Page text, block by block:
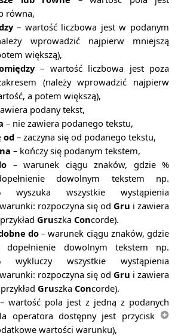
równa,
– wartość liczbowa jest w podanym
wprowadzić najpierw mniejszą
większą),
– wartość liczbowa jest poza
(należy wprowadzić najpierw
a potem większą),
podany tekst,
– nie zawiera podanego tekstu,
od – zaczyna się od podanego tekstu,
– kończy się podanym tekstem,
– warunek ciągu znaków, gdzie %
dowolnym tekstem np.
wyszuka wszystkie wystąpienia
rozpoczyna się od Gru i zawiera
Gruszka Concorde).
do– warunek ciągu znaków, gdzie
dopełnienie dowolnym tekstem np.
wykluczy wszystkie wystąpienia
rozpoczyna się od Gru i zawiera
Gruszka Concorde).
– wartość pola jest z jedną z podanych
operatora dostępny jest przycisk
wartości warunku),